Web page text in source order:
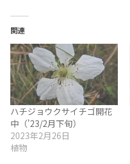
関連
ハチジョウクサイチゴ開花
中（’23/2月下旬）
2023年2月26日
植物